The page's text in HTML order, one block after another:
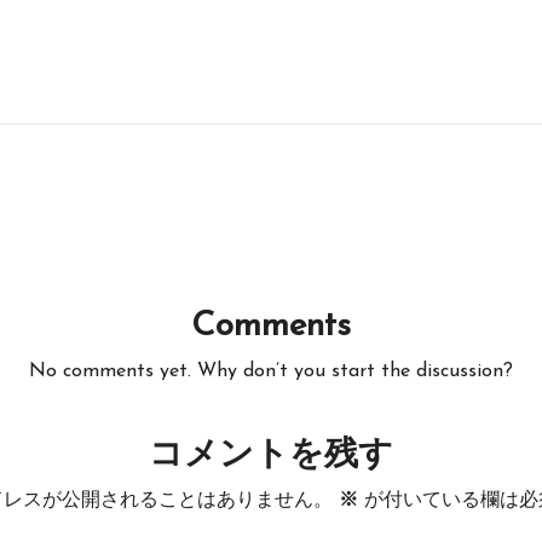
Comments
No comments yet. Why don’t you start the discussion?
コメントを残す
スが公開されることはありません。 ※ が付いている欄は